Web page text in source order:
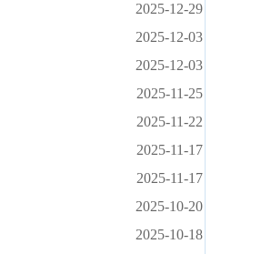
2025-12-29
2025-12-03
2025-12-03
2025-11-25
2025-11-22
2025-11-17
2025-11-17
2025-10-20
2025-10-18